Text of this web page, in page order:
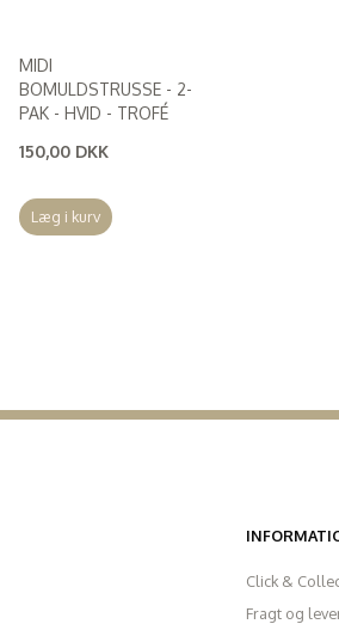
MIDI
BOMULDSTRUSSE - 2-
PAK - HVID - TROFÉ
150,00 DKK
Læg i kurv
Click &
Fragt og